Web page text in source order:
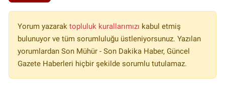
Yorum yazarak topluluk kurallarımızı kabul etmiş
bulunuyor ve tüm sorumluluğu üstleniyorsunuz. Yazılan
yorumlardan Son Mühür - Son Dakika Haber, Güncel
Gazete Haberleri hiçbir şekilde sorumlu tutulamaz.